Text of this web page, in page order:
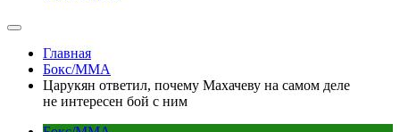
Главная
Бокс/MMA
Царукян ответил, почему Махачеву на самом деле
не интересен бой с ним